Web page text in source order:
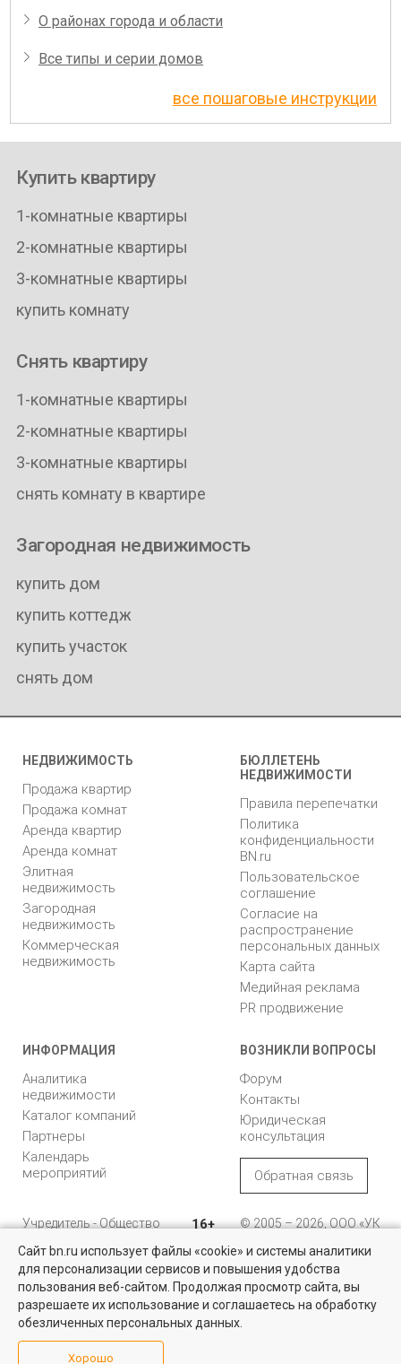
Найти квартиру - это просто!
Выбирайте среди 14 тысяч проверенных вариантов на вторичом
рынке жилья на портале BN.ru
Посмотреть объявления
О районах города и области
Все типы и серии домов
все пошаговые инструкции
Купить квартиру
1-комнатные квартиры
2-комнатные квартиры
3-комнатные квартиры
купить комнату
Снять квартиру
1-комнатные квартиры
2-комнатные квартиры
3-комнатные квартиры
снять комнату в квартире
Загородная недвижимость
купить дом
купить коттедж
купить участок
снять дом
НЕДВИЖИМОСТЬ
Продажа квартир
Продажа комнат
Аренда квартир
Аренда комнат
Элитная
недвижимость
Загородная
недвижимость
Коммерческая
недвижимость
БЮЛЛЕТЕНЬ
НЕДВИЖИМОСТИ
Правила перепечатки
Политика
конфиденциальности
BN.ru
Пользовательское
соглашение
Согласие на
распространение
персональных данных
Карта сайта
Медийная реклама
PR продвижение
ИНФОРМАЦИЯ
Аналитика
недвижимости
Каталог компаний
Партнеры
Календарь
мероприятий
ВОЗНИКЛИ ВОПРОСЫ
Форум
Контакты
Юридическая
консультация
Обратная связь
Учредитель - Общество
ответственностью
"Управляющая
компания "Бюллетень
недвижимости"
16+
© 2005 – 2026, ООО «УК
196105, Санкт-
Петербург, пр. Юрия
Гагарина, 1
8 (812) 331-93-56
reklama@bn.ru
Сайт bn.ru использует файлы «cookie» и системы аналитики
для персонализации сервисов и повышения удобства
пользования веб-сайтом. Продолжая просмотр сайта, вы
разрешаете их использование и соглашаетесь на обработку
обезличенных персональных данных.
Хорошо